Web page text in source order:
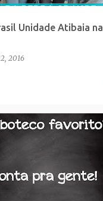
Unidade Atibaia na
2016